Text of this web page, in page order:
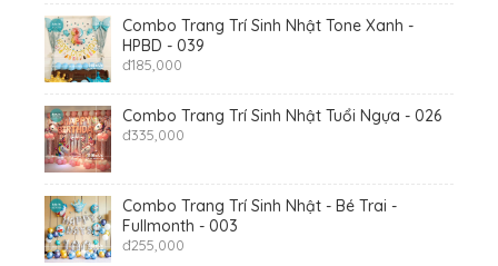
Combo Trang Trí Sinh Nhật Tone Xanh -
HPBD - 039
đ185,000
Combo Trang Trí Sinh Nhật Tuổi Ngựa - 026
đ335,000
Combo Trang Trí Sinh Nhật - Bé Trai -
Fullmonth - 003
đ255,000